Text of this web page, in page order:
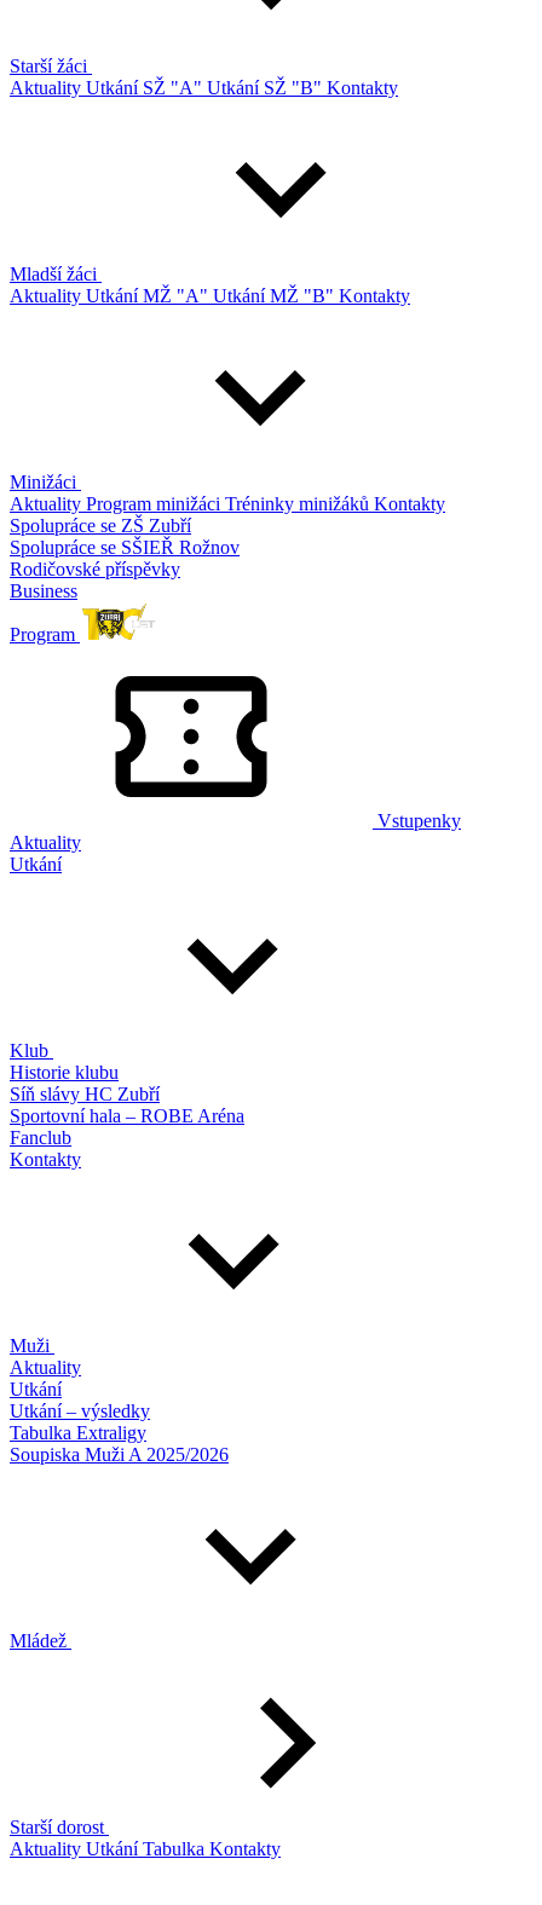
Starší žáci
Aktuality Utkání SŽ "A" Utkání SŽ "B" Kontakty
Mladší žáci
Aktuality Utkání MŽ "A" Utkání MŽ "B" Kontakty
Minižáci
Aktuality Program minižáci Tréninky minižáků Kontakty
Spolupráce se ZŠ Zubří
Spolupráce se SŠIEŘ Rožnov
Rodičovské příspěvky
Business
Program
Vstupenky
Aktuality
Utkání
Klub
Historie klubu
Síň slávy HC Zubří
Sportovní hala – ROBE Aréna
Fanclub
Kontakty
Muži
Aktuality
Utkání
Utkání – výsledky
Tabulka Extraligy
Soupiska Muži A 2025/2026
Mládež
Starší dorost
Aktuality UtkáníTabulka Kontakty